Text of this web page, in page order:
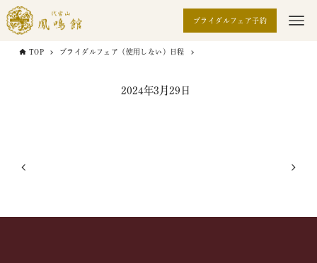
ブライダルフェア予約
TOP ブライダルフェア（使用しない）日程
2024年3月29日